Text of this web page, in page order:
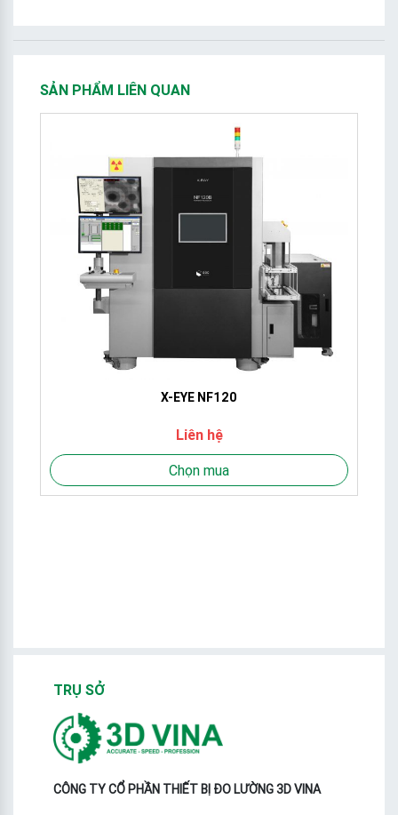
SẢN PHẨM LIÊN QUAN
X-EYE NF120
Liên hệ
Chọn mua
TRỤ SỞ
CÔNG TY CỔ PHẦN THIẾT BỊ ĐO LƯỜNG 3D VINA